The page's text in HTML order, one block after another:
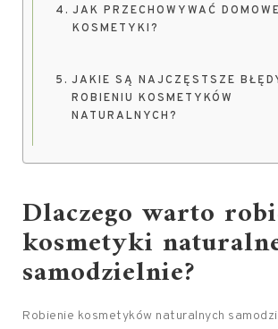
JAK PRZECHOWYWAĆ DOMOWE
KOSMETYKI?
JAKIE SĄ NAJCZĘSTSZE
ROBIENIU KOSMETYKÓW
NATURALNYCH?
Dlaczego warto
kosmetyki
samodzielnie?
Robienie kosmetyków naturalnych